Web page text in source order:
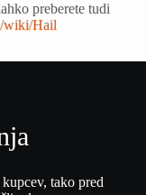
preberete tudi
wiki/Hail
tako pred